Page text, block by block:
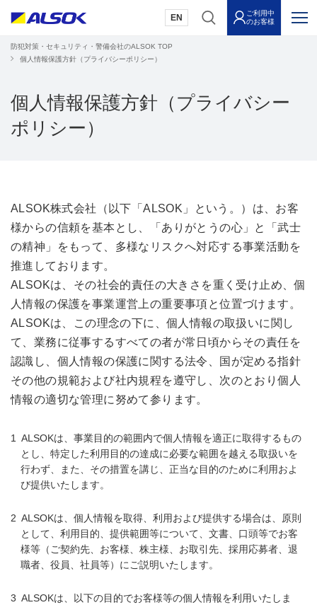
EN
ご利用中
のお客様
防犯対策・セキュリティ・警備会社のALSOK TOP
個人情報保護方針（プライバシーポリシー）
個人情報保護方針（プライバシー
ポリシー）
ALSOK株式会社（以下「ALSOK」という。）は、お客
様からの信頼を基本とし、「ありがとうの心」と「武士
の精神」をもって、多様なリスクへ対応する事業活動を
推進しております。
ALSOKは、その社会的責任の大きさを重く受け止め、個
人情報の保護を事業運営上の重要事項と位置づけます。
ALSOKは、この理念の下に、個人情報の取扱いに関し
て、業務に従事するすべての者が常日頃からその責任を
認識し、個人情報の保護に関する法令、国が定める指針
その他の規範および社内規程を遵守し、次のとおり個人
情報の適切な管理に努めて参ります。
ALSOKは、事業目的の範囲内で個人情報を適正に取得するもの
とし、特定した利用目的の達成に必要な範囲を越える取扱いを
行わず、また、その措置を講じ、正当な目的のために利用およ
び提供いたします。
ALSOKは、個人情報を取得、利用および提供する場合は、原則
として、利用目的、提供範囲等について、文書、口頭等でお客
様等（ご契約先、お客様、株主様、お取引先、採用応募者、退
職者、役員、社員等）にご説明いたします。
ALSOKは、以下の目的でお客様等の個人情報を利用いたしま